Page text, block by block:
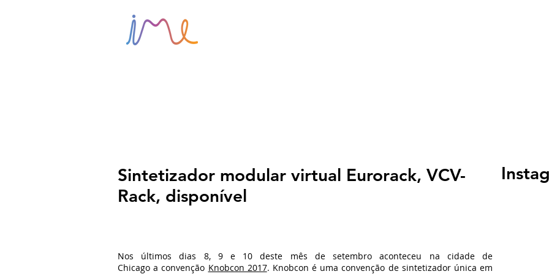
Sintetizador modular virtual Eurorack, VCV-
Rack, disponível
Nos últimos dias 8, 9 e 10 deste mês de setembro aconteceu na cidade de
Chicago a convenção Knobcon 2017. Knobcon é uma convenção de sintetizador única em